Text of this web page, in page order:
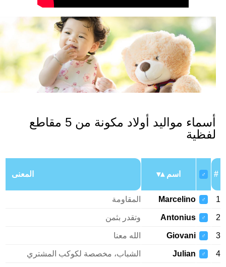
أسماء مواليد أولاد مكونة من 5 مقاطع
♂ المعنى
♂
Marcelino المقاومة
♂
Antonius وتقدر بثمن
♂
Giovani الله معنا
♂
Julian الشباب، مخصصة لكوكب المشتري